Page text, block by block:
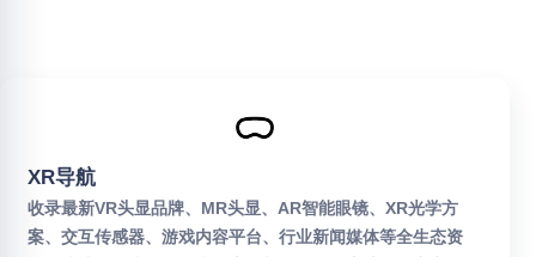
XR导航
收录最新VR头显品牌、MR头显、AR智能眼镜、XR光学方
案、交互传感器、游戏内容平台、行业新闻媒体等全生态资